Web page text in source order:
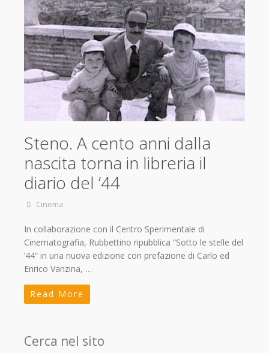
Steno. A cento anni dalla
nascita torna in libreria il
diario del ’44
Cinema
In collaborazione con il Centro Sperimentale di
Cinematografia, Rubbettino ripubblica “Sotto le stelle del
’44” in una nuova edizione con prefazione di Carlo ed
Enrico Vanzina, …
Read More
Cerca nel sito